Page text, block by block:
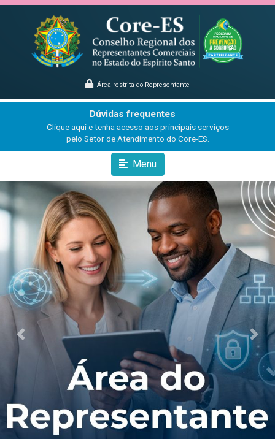
Área restrita do Representante
Dúvidas frequentes
Clique aqui e tenha acesso aos principais serviços
pelo Setor de Atendimento do Core-ES.
Menu
Previous Next